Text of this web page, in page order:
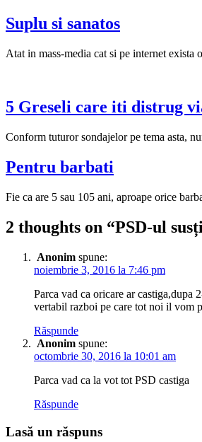
Suplu si sanatos
Atat in mass-media cat si pe internet
5 Greseli care iti distrug
Conform tuturor sondajelor pe tema asta,
Pentru barbati
Fie ca are 5 sau 105 ani, aproape orice
2 thoughts on “PSD-ul
Anonim spune:
noiembrie 3, 2016 la 7:46 pm
Parca vad ca oricare ar castiga,dupa
vertabil razboi pe care tot noi il vom
Răspunde
Anonim spune:
octombrie 30, 2016 la 10:01 am
Parca vad ca la vot tot PSD castiga
Răspunde
Lasă un răspuns